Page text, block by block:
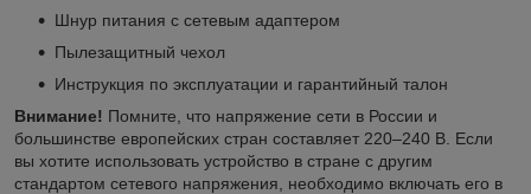
Шнур питания с сетевым адаптером
Пылезащитный чехол
Инструкция по эксплуатации и гарантийный талон
Внимание! Помните, что напряжение сети в России и
большинстве европейских стран составляет 220–240 В. Если
вы хотите использовать устройство в стране с другим
стандартом сетевого напряжения, необходимо включать его в